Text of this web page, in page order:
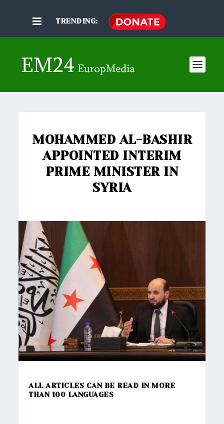
TRENDING:
MOHAMMED AL-BASHIR
APPOINTED INTERIM
PRIME MINISTER IN
SYRIA
ALL ARTICLES CAN BE READ IN MORE
THAN 100 LANGUAGES